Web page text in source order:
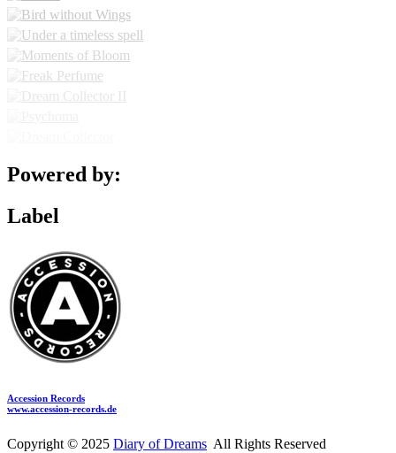
Powered by:
Label
Accession Records
www.accession-records.de
Copyright © 2025 Diary of Dreams All Rights Reserved